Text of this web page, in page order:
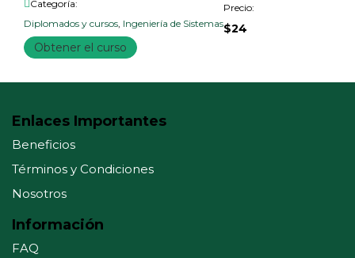
Categoría:
Diplomados y cursos, Ingeniería de Sistemas
Precio:
$24
Obtener el curso
Enlaces Importantes
Beneficios
Términos y Condiciones
Nosotros
Información
FAQ